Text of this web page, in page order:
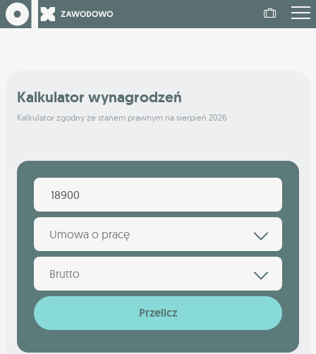
Kalkulator wynagrodzeń
Kalkulator zgodny ze stanem prawnym na sierpień 2026
Umowa o pracę
Brutto
Przelicz